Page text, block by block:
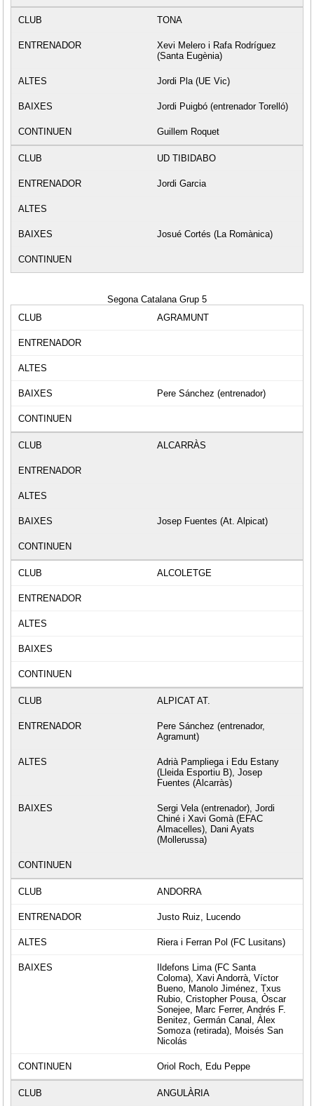
TONA
Xevi Melero i Rafa Rodríguez
(Santa Eugènia)
Jordi Pla (UE Vic)
Jordi Puigbó (entrenador Torelló)
Guillem Roquet
UD TIBIDABO
Jordi Garcia
Josué Cortés (La Romànica)
Segona Catalana Grup 5
AGRAMUNT
Pere Sánchez (entrenador)
ALCARRÀS
Josep Fuentes (At. Alpicat)
ALCOLETGE
ALPICAT AT.
Pere Sánchez (entrenador,
Agramunt)
Adrià Pampliega i Edu Estany
(Lleida Esportiu B), Josep
Fuentes (Alcarràs)
Sergi Vela (entrenador), Jordi
Chiné i Xavi Gomà (EFAC
Almacelles), Dani Ayats
(Mollerussa)
ANDORRA
Justo Ruiz, Lucendo
Riera i Ferran Pol (FC Lusitans)
Ildefons Lima (FC Santa
Coloma), Xavi Andorrà, Víctor
Bueno, Manolo Jiménez, Txus
Rubio, Cristopher Pousa, Òscar
Sonejee, Marc Ferrer, Andrés F.
Benitez, Germán Canal, Àlex
Somoza (retirada), Moisés San
Nicolás
Oriol Roch, Edu Peppe
ANGULÀRIA